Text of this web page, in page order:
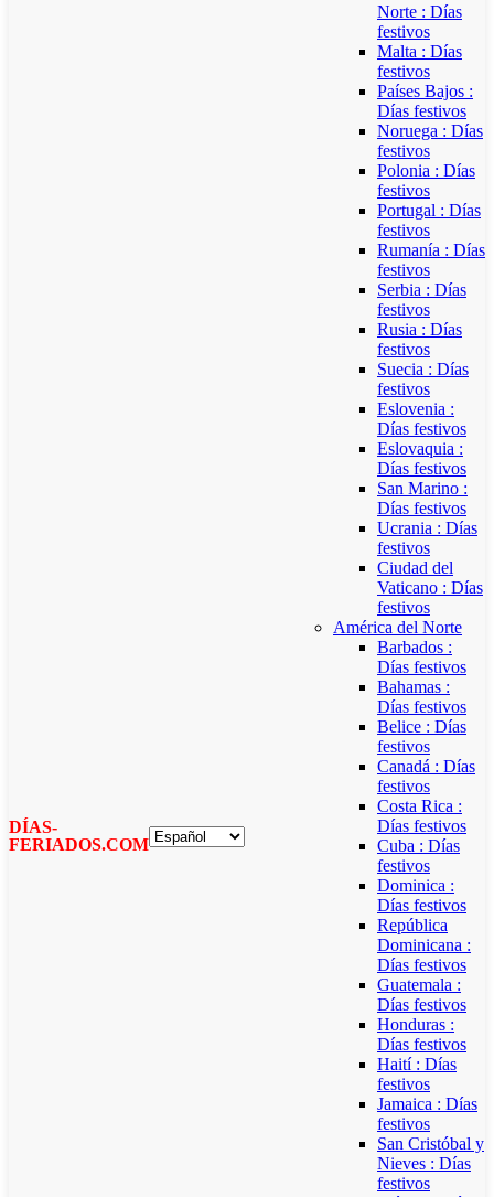
DÍAS-
FERIADOS.COM
Norte : Días
festivos
Malta : Días
festivos
Países Bajos :
Días festivos
Noruega : Días
festivos
Polonia : Días
festivos
Portugal : Días
festivos
Rumanía : Días
festivos
Serbia : Días
festivos
Rusia : Días
festivos
Suecia : Días
festivos
Eslovenia :
Días festivos
Eslovaquia :
Días festivos
San Marino :
Días festivos
Ucrania : Días
festivos
Ciudad del
Vaticano : Días
festivos
América del Norte
Barbados :
Días festivos
Bahamas :
Días festivos
Belice : Días
festivos
Canadá : Días
festivos
Costa Rica :
Días festivos
Cuba : Días
festivos
Dominica :
Días festivos
República
Dominicana :
Días festivos
Guatemala :
Días festivos
Honduras :
Días festivos
Haití : Días
festivos
Jamaica : Días
festivos
San Cristóbal y
Nieves : Días
festivos